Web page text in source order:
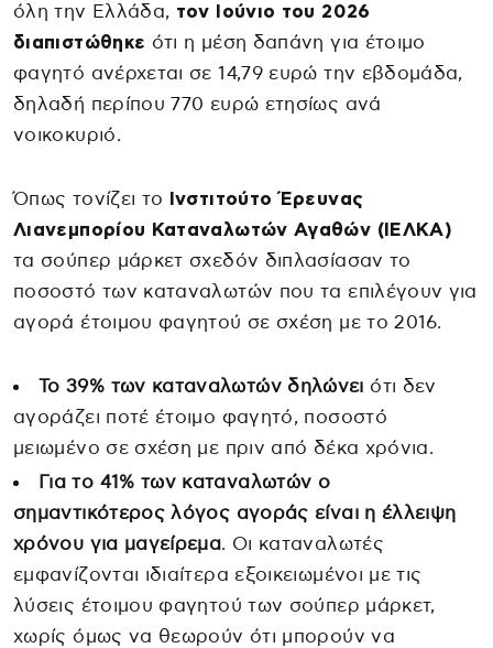
όλη την Ελλάδα, τον Ιούνιο του 2026
διαπιστώθηκε ότι η μέση δαπάνη για έτοιμο
φαγητό ανέρχεται σε 14,79 ευρώ την εβδομάδα,
δηλαδή περίπου 770 ευρώ ετησίως ανά
νοικοκυριό.
Όπως τονίζει το Ινστιτούτο Έρευνας
Λιανεμπορίου Καταναλωτών Αγαθών (ΙΕΛΚΑ)
τα σούπερ μάρκετ σχεδόν διπλασίασαν το
ποσοστό των καταναλωτών που τα επιλέγουν για
αγορά έτοιμου φαγητού σε σχέση με το 2016.
Το 39% των καταναλωτών δηλώνει ότι δεν
αγοράζει ποτέ έτοιμο φαγητό, ποσοστό
μειωμένο σε σχέση με πριν από δέκα χρόνια.
Για το 41% των καταναλωτών ο
σημαντικότερος λόγος αγοράς είναι η έλλειψη
χρόνου για μαγείρεμα. Οι καταναλωτές
εμφανίζονται ιδιαίτερα εξοικειωμένοι με τις
λύσεις έτοιμου φαγητού των σούπερ μάρκετ,
χωρίς όμως να θεωρούν ότι μπορούν να